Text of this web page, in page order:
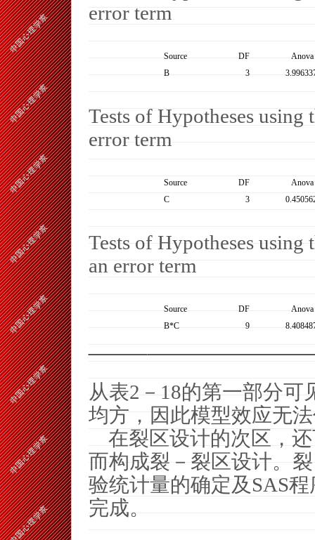
error term
Source DF
Anova
B
3
Tests of Hypotheses
error term
Source DF
Anova
C
3
Tests of Hypotheses
an error term
Source DF
Anova
B*C
9
从表2 － 18的第一部分可
均方，因此模型效应无
在裂区设计的次区，
而构成裂－裂区设计。
验统计量的确定及 SAS程
完成。